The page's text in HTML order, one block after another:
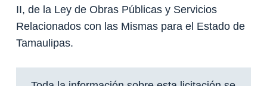
II, de la Ley de Obras Públicas y Servicios
Relacionados con las Mismas para el Estado de
Tamaulipas.